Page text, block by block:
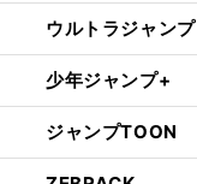
ウルトラジャンプ
少年ジャンプ+
ジャンプTOON